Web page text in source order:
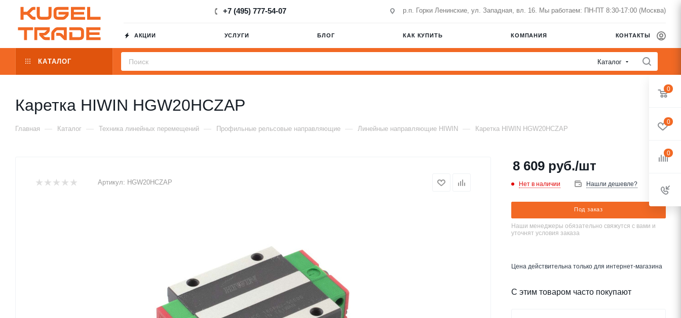
+7 (495) 777-54-07 р.п. Горки Ленинские, ул. Западная, вл. 16. Мы работаем: ПН-ПТ 8:30-17:00 (Москва)
АКЦИИ УСЛУГИ БЛОГ КАК КУПИТЬ КОМПАНИЯ КОНТАКТЫ
КАТАЛОГ Каталог
Каретка HIWIN HGW20HCZAP
Главная — Каталог — Техника линейных перемещений — Профильные рельсовые направляющие — Линейные направляющие HIWIN — Каретка HIWIN HGW20HCZAP
Артикул: HGW20HCZAP
8 609 руб./шт
Нет в наличии Нашли дешевле?
Под заказ
Наши менеджеры обязательно свяжутся с вами и
уточнят условия заказа
Цена действительна только для интернет-магазина
С этим товаром часто покупают
0
0
0